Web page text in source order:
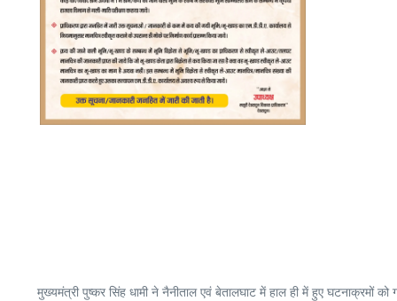
मुख्यमंत्री पुष्कर सिंह धामी ने नैनीताल एवं बेतालघाट में हाल ही में हुए घटनाक्रमों